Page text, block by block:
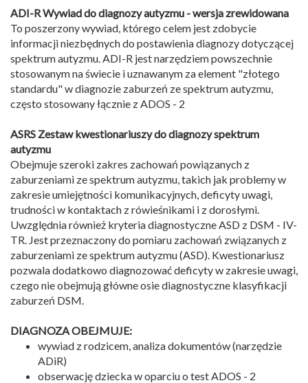
ADI-R Wywiad do diagnozy autyzmu - wersja zrewidowana
To poszerzony wywiad, którego celem jest zdobycie
informacji niezbędnych do postawienia diagnozy dotyczącej
spektrum autyzmu. ADI-R jest narzędziem powszechnie
stosowanym na świecie i uznawanym za element "złotego
standardu" w diagnozie zaburzeń ze spektrum autyzmu,
często stosowany łącznie z ADOS - 2
ASRS Zestaw kwestionariuszy do diagnozy spektrum
autyzmu
Obejmuje szeroki zakres zachowań powiązanych z
zaburzeniami ze spektrum autyzmu, takich jak problemy w
zakresie umiejętności komunikacyjnych, deficyty uwagi,
trudności w kontaktach z rówieśnikami i z dorosłymi.
Uwzględnia również kryteria diagnostyczne ASD z DSM - IV-
TR. Jest przeznaczony do pomiaru zachowań związanych z
zaburzeniami ze spektrum autyzmu (ASD). Kwestionariusz
pozwala dodatkowo diagnozować deficyty w zakresie uwagi,
czego nie obejmują główne osie diagnostyczne klasyfikacji
zaburzeń DSM.
DIAGNOZA OBEJMUJE:
wywiad z rodzicem, analiza dokumentów (narzędzie
ADiR)
obserwację dziecka w oparciu o test ADOS - 2